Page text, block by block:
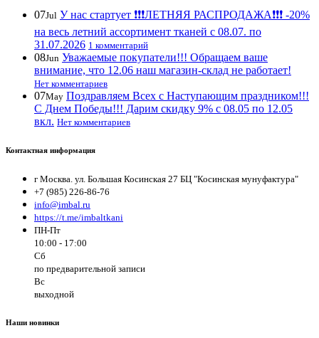
07Jul У нас стартует ❗️❗️❗️ЛЕТНЯЯ РАСПРОДАЖА❗️❗️❗️ -20%
на весь летний ассортимент тканей с 08.07. по
31.07.2026 1 комментарий
08Jun Уважаемые покупатели!!! Обращаем ваше
внимание, что 12.06 наш магазин-склад не работает!
Нет комментариев
07May Поздравляем Всех с Наступающим праздником!!!
С Днем Победы!!! Дарим скидку 9% с 08.05 по 12.05
вкл. Нет комментариев
Контактная информация
г Москва. ул. Большая Косинская 27 БЦ "Косинская мунуфактура"
+7 (985) 226-86-76
info@imbal.ru
https://t.me/imbaltkani
ПН-Пт
10:00 - 17:00
Сб
по предварительной записи
Вс
выходной
Наши новинки